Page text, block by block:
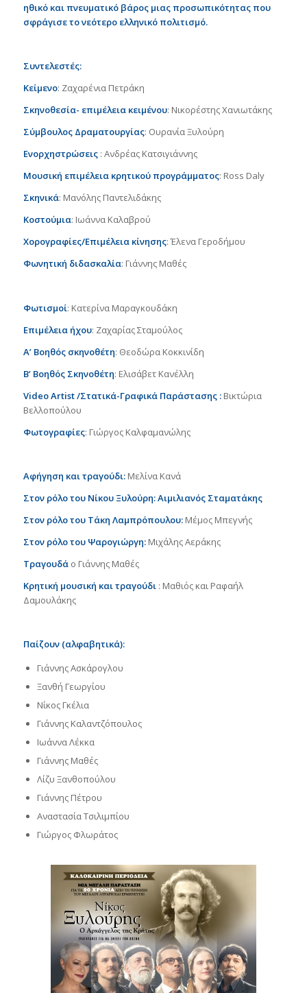
ηθικό και πνευματικό βάρος μιας προσωπικότητας που
σφράγισε το νεότερο ελληνικό πολιτισμό.
Συντελεστές:
Κείμενο: Ζαχαρένια Πετράκη
Σκηνοθεσία- επιμέλεια κειμένου: Νικορέστης Χανιωτάκης
Σύμβουλος Δραματουργίας: Ουρανία Ξυλούρη
Ενορχηστρώσεις : Ανδρέας Κατσιγιάννης
Μουσική επιμέλεια κρητικού προγράμματος: Ross Daly
Σκηνικά: Μανόλης Παντελιδάκης
Κοστούμια: Ιωάννα Καλαβρού
Χορογραφίες/Επιμέλεια κίνησης: Έλενα Γεροδήμου
Φωνητική διδασκαλία: Γιάννης Μαθές
Φωτισμοί: Κατερίνα Μαραγκουδάκη
Επιμέλεια ήχου: Ζαχαρίας Σταμούλος
Α’ Βοηθός σκηνοθέτη: Θεοδώρα Κοκκινίδη
Β’ Βοηθός Σκηνοθέτη: Ελισάβετ Κανέλλη
Video Artist/Στατικά-Γραφικά Παράστασης :Βικτώρια
Βελλοπούλου
Φωτογραφίες: Γιώργος Καλφαμανώλης
Αφήγηση και τραγούδι: Μελίνα Κανά
Στον ρόλο του Νίκου Ξυλούρη: Αιμιλιανός Σταματάκης
Στον ρόλο του Τάκη Λαμπρόπουλου: Μέμος Μπεγνής
Στον ρόλο του Ψαρογιώργη: Μιχάλης Αεράκης
Τραγουδά ο Γιάννης Μαθές
Κρητική μουσική και τραγούδι: Μαθιός και Ραφαήλ
Δαμουλάκης
Παίζουν (αλφαβητικά):
Γιάννης Ασκάρογλου
Ξανθή Γεωργίου
Νίκος Γκέλια
Γιάννης Καλαντζόπουλος
Ιωάννα Λέκκα
Γιάννης Μαθές
Λίζυ Ξανθοπούλου
Γιάννης Πέτρου
Αναστασία Τσιλιμπίου
Γιώργος Φλωράτος